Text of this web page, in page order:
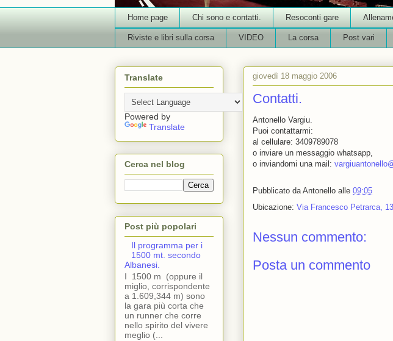
Home page Chi sono e contatti. Resoconti gare
Riviste e libri sulla corsa VIDEO La corsa Post vari
giovedì 18 maggio 2006
Contatti.
Antonello Vargiu.
Puoi contattarmi:
al cellulare: 3409789078
o inviare un messaggio whatsapp,
o inviandomi una mail:
Pubblicato daAntonello alle 09:05
Ubicazione: Via Francesco Petrarca,
Nessun commento:
Posta un commento
Translate
Powered by
Translate
Cerca nel blog
Post più popolari
Il programma per i
1500 mt. secondo
Albanesi.
I 1500 m (oppure il
miglio, corrispondente
a 1.609,344 m) sono
la gara più corta che
un runner che corre
nello spirito del vivere
meglio (...